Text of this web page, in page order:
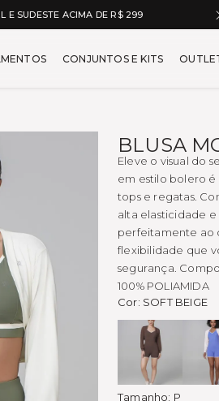
E SUDESTE ACIMA DE R$ 299
CONJUNTOS E KITS
BLUSA
Eleve o visual do
em estilo bolero
tops e regatas.
alta elasticidade
perfeitamente ao
flexibilidade que
segurança.
100% POLIAMIDA
Cor: SOFT BEIGE
COFFE
Tamanho: P